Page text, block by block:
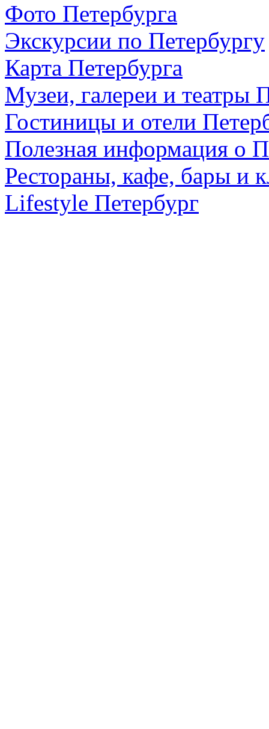
Фото Петербурга
Экскурсии по Петербургу
Карта Петербурга
Музеи, галереи и театры
Гостиницы и отели
Полезная информация о
Рестораны, кафе, бары и
Lifestyle Петербург